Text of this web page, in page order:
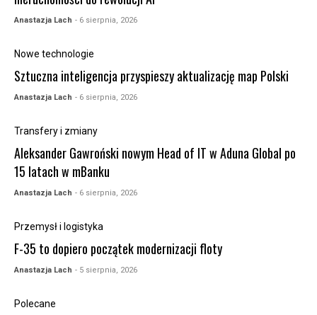
Anastazja Lach - 6 sierpnia, 2026
Nowe technologie
Sztuczna inteligencja przyspieszy aktualizację map Polski
Anastazja Lach - 6 sierpnia, 2026
Transfery i zmiany
Aleksander Gawroński nowym Head of IT w Aduna Global po
15 latach w mBanku
Anastazja Lach - 6 sierpnia, 2026
Przemysł i logistyka
F-35 to dopiero początek modernizacji floty
Anastazja Lach - 5 sierpnia, 2026
Polecane